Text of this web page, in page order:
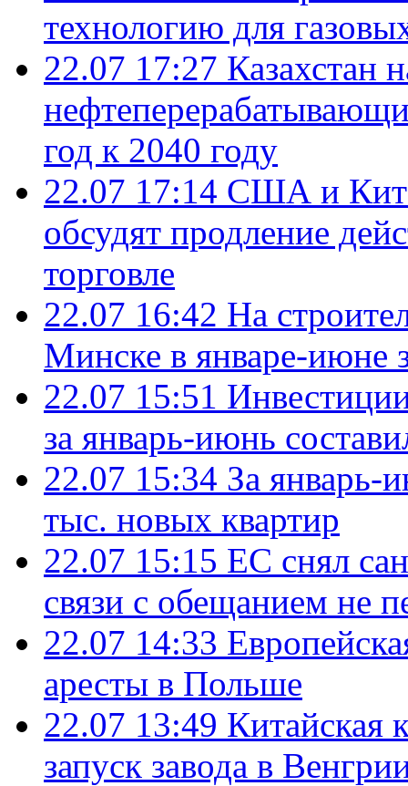
технологию для
22.07 17:27 Казахстан
год к 2040 году
22.07 17:14 США и
обсудят продление
торговле
22.07 16:42 На
Минске в январе-июне
22.07 15:51
за январь-июнь
22.07 15:34 За январь-
тыс. новых квартир
22.07 15:15 ЕС снял
связи с обещанием не
22.07 14:33
аресты в Польше
22.07 13:49 Китайская
запуск завода в